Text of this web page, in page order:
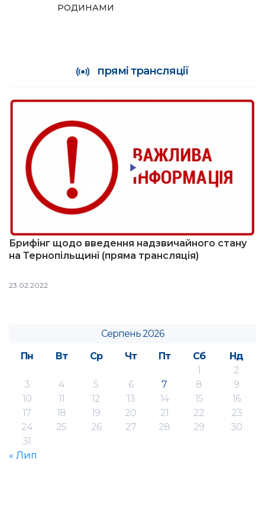
РОДИНАМИ
прямі трансляції
Брифінг щодо введення надзвичайного стану
на Тернопільщині (пряма трансляція)
23.02.2022
Серпень 2026
Пн
Вт Ср Чт Пт Сб
Нд
1
2
3
4 5 6 7 8
9
10
11 12 13 14 15
16
17
18 19 20 21 22
23
24
25 26 27 28 29
30
31
« Лип